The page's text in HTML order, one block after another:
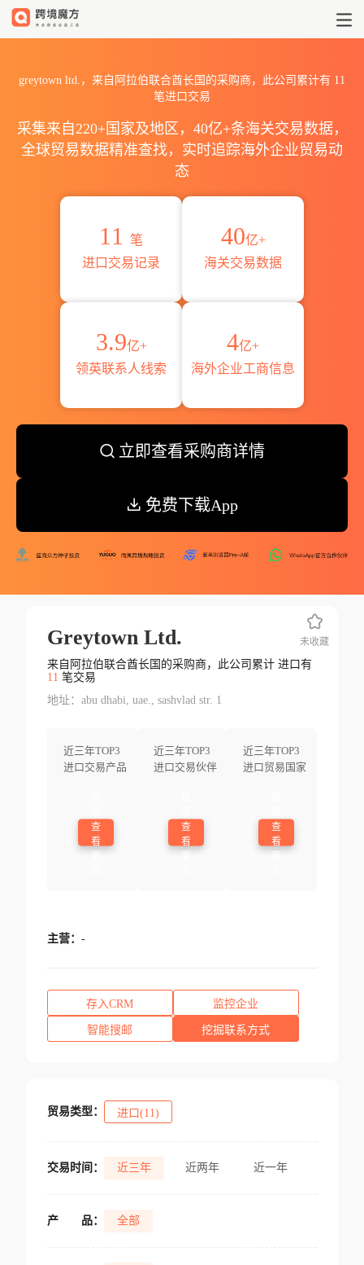
greytown ltd.，来自阿拉伯联合酋长国的采购商，此公司累计有 11
笔进口交易
采集来自220+国家及地区，40亿+条海关交易数据，
全球贸易数据精准查找，实时追踪海外企业贸易动
态
11
笔
进口交易记录
40亿+
海关交易数据
3.9亿+
领英联系人线索
4亿+
海外企业工商信息
立即查看采购商详情
免费下载App
Greytown Ltd.
来自阿拉伯联合酋长国的采购商，此公司累计 进口有
11 笔交易
地址：abu dhabi, uae., sashvlad str. 1
近三年TOP3
进口交易产品
查
看
近三年TOP3
进口交易伙伴
查
看
近三年TOP3
进口贸易国家
查
看
未收藏
主营： -
存入CRM 监控企业
智能搜邮 挖掘联系方式
贸易类型： 进口(11)
交易时间： 近三年 近两年 近一年
产 品： 全部